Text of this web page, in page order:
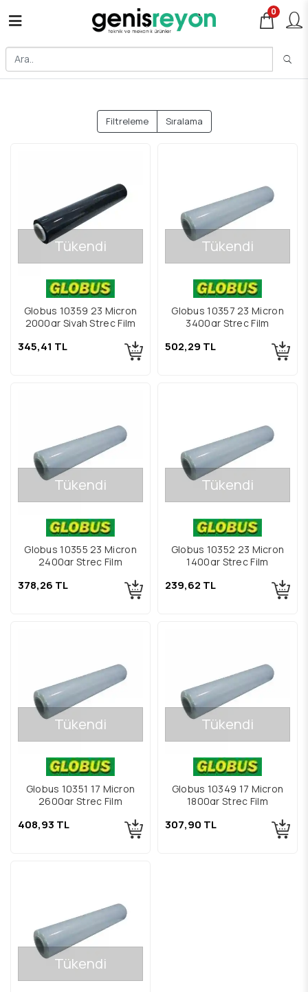
0
Filtreleme Sıralama
Tükendi
Globus 10359 23 Micron
2000gr Siyah Streç Film
345,41 TL
Tükendi
Globus 10357 23 Micron
3400gr Streç Film
502,29 TL
Tükendi
Globus 10355 23 Micron
2400gr Streç Film
378,26 TL
Tükendi
Globus 10352 23 Micron
1400gr Streç Film
239,62 TL
Tükendi
Globus 10351 17 Micron
2600gr Streç Film
408,93 TL
Tükendi
Globus 10349 17 Micron
1800gr Streç Film
307,90 TL
Tükendi